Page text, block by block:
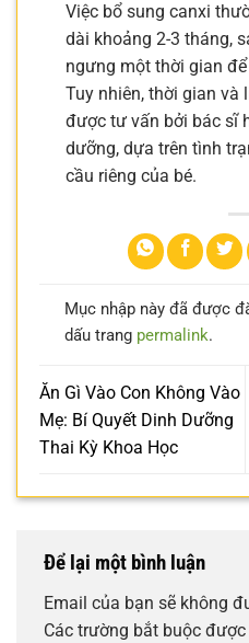
Việc bổ sung canxi
dài khoảng 2-3 tháng,
ngưng một thời gian
Tuy nhiên, thời gian và
được tư vấn bởi bác sĩ
dưỡng, dựa trên tình
cầu riêng của bé.
Mục nhập này đã được
dấu trang permalink.
Ăn Gì Vào Con Không Vào
Mẹ: Bí Quyết Dinh Dưỡng
Thai Kỳ Khoa Học
Để lại một bình luận
Email của bạn sẽ không
Các trường bắt buộc